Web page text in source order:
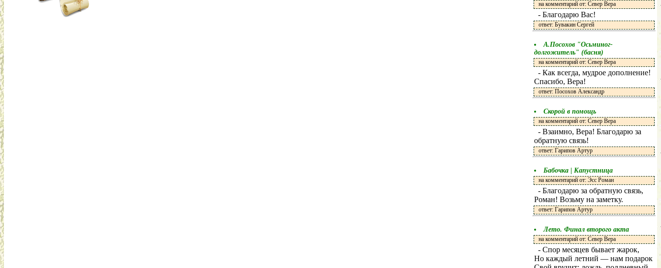
на комментарий от: Север Вера
- Благодарю Вас!
ответ: Бувакин Сергей
А.Посохов "Осьминог-
долгожитель" (басня)
на комментарий от: Север Вера
- Как всегда, мудрое дополнение!
Спасибо, Вера!
ответ: Посохов Александр
Скорой в помощь
на комментарий от: Север Вера
- Взаимно, Вера! Благодарю за
обратную связь!
ответ: Гарипов Артур
Бабочка | Капустница
на комментарий от: Эсс Роман
- Благодарю за обратную связь,
Роман! Возьму на заметку.
ответ: Гарипов Артур
Лето. Финал второго акта
на комментарий от: Север Вера
- Спор месяцев бывает жарок,
Но каждый летний — нам подарок